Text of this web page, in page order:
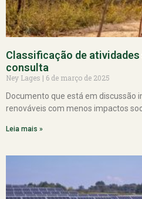
Classificação de
consulta
Ney Lages
6 de março de 2025
Documento que está em discussão
renováveis com menos impactos
Leia mais »